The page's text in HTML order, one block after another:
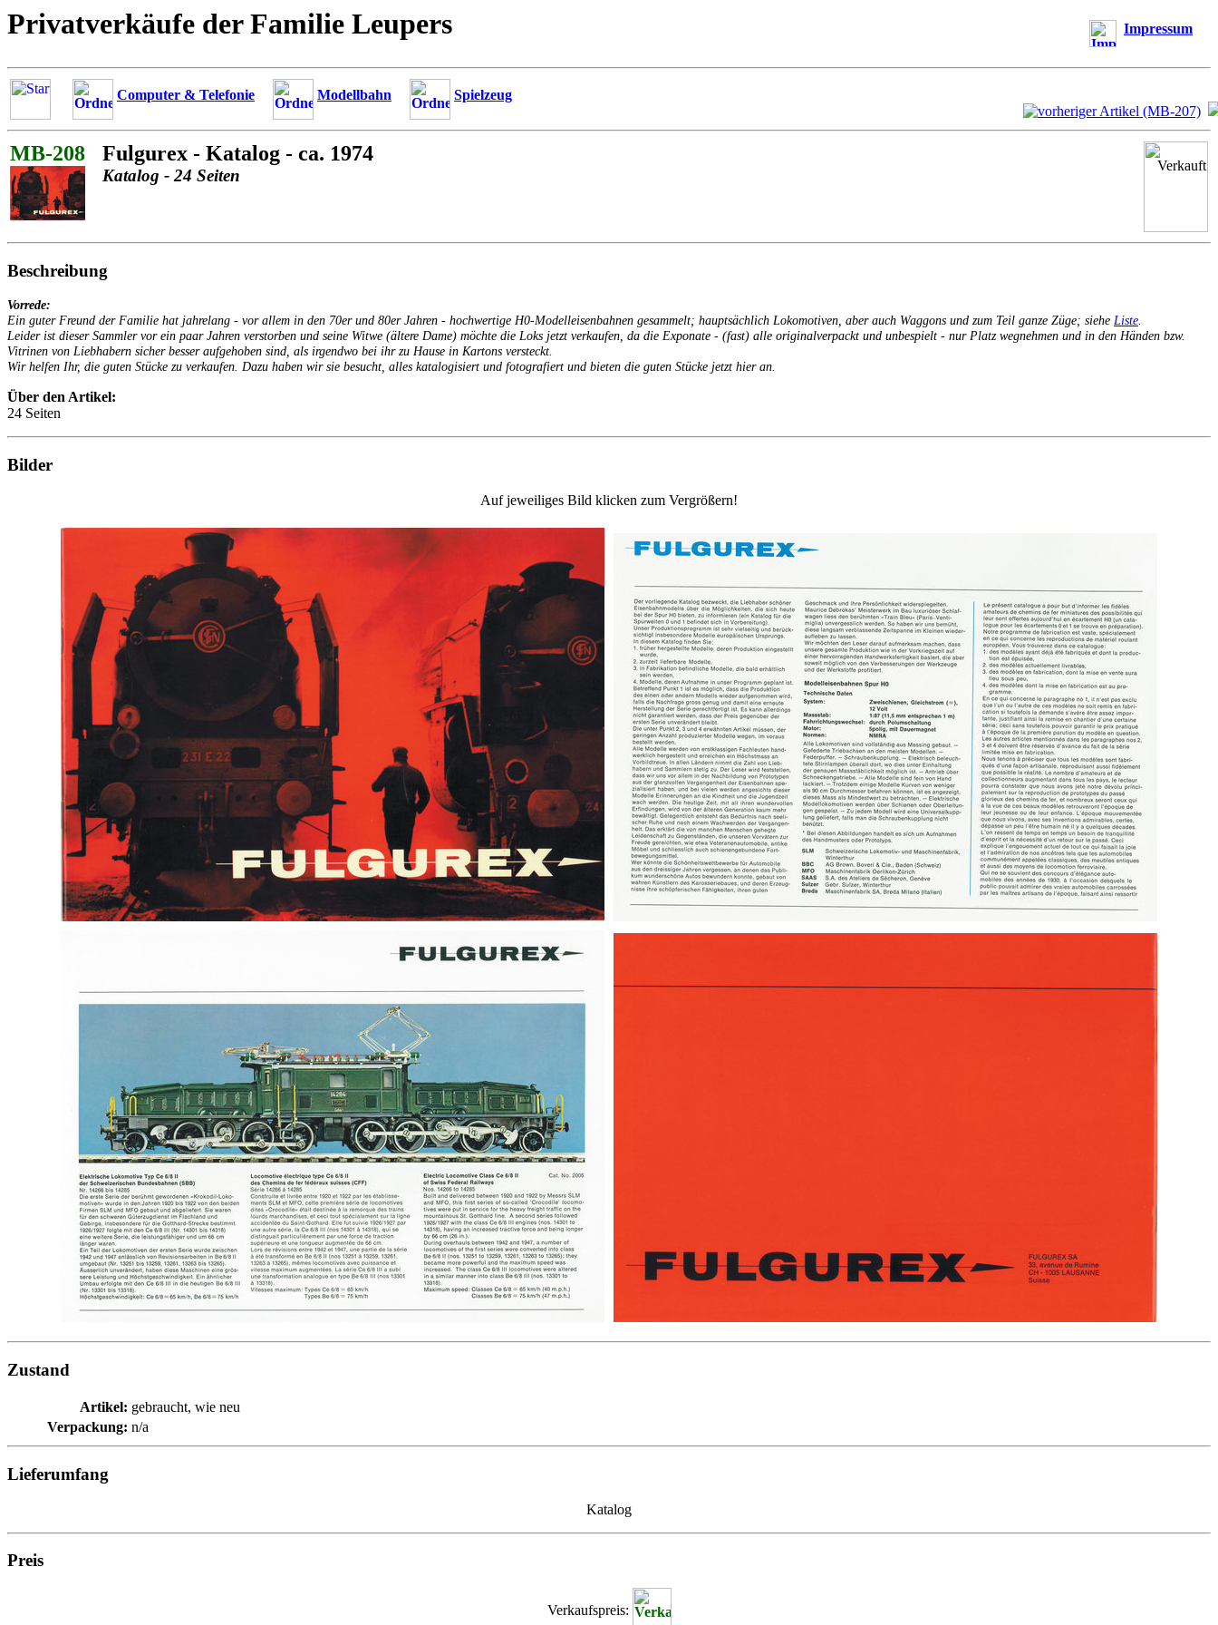
Privatverkäufe der Familie Leupers Impressum
Computer & Telefonie Modellbahn Spielzeug
MB-208 Fulgurex - Katalog - ca. 1974
Katalog - 24 Seiten
Beschreibung
Vorrede:
Ein guter Freund der Familie hat jahrelang - vor allem in den 70er und 80er Jahren - hochwertige H0-Modelleisenbahnen gesammelt; hauptsächlich Lokomotiven, aber auch Waggons und zum Teil ganze Züge; siehe Liste.
Leider ist dieser Sammler vor ein paar Jahren verstorben und seine Witwe (ältere Dame) möchte die Loks jetzt verkaufen, da die Exponate - (fast) alle originalverpackt und unbespielt - nur Platz wegnehmen und in den Händen bzw.
Vitrinen von Liebhabern sicher besser aufgehoben sind, als irgendwo bei ihr zu Hause in Kartons versteckt.
Wir helfen Ihr, die guten Stücke zu verkaufen. Dazu haben wir sie besucht, alles katalogisiert und fotografiert und bieten die guten Stücke jetzt hier an.
Über den Artikel:
24 Seiten
Bilder
Auf jeweiliges Bild klicken zum Vergrößern!
Zustand
Artikel: gebraucht, wie neu
Verpackung: n/a
Lieferumfang
Katalog
Preis
Verkaufspreis: